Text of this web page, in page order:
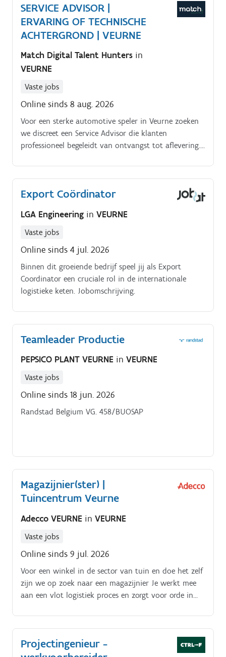
SERVICE ADVISOR |
ERVARING OF TECHNISCHE
ACHTERGROND | VEURNE
Match Digital Talent Hunters in
VEURNE
Vaste jobs
Online sinds 8 aug. 2026
Voor een sterke automotive speler in Veurne zoeken
we discreet een Service Advisor die klanten
professioneel begeleidt van ontvangst tot aflevering.
Export Coördinator
LGA Engineering in VEURNE
Vaste jobs
Online sinds 4 jul. 2026
Binnen dit groeiende bedrijf speel jij als Export
Coordinator een cruciale rol in de internationale
logistieke keten. Jobomschrijving.
Teamleader Productie
PEPSICO PLANT VEURNE in VEURNE
Vaste jobs
Online sinds 18 jun. 2026
Randstad Belgium VG. 458/BUOSAP
Magazijnier(ster) |
Tuincentrum Veurne
Adecco VEURNE in VEURNE
Vaste jobs
Online sinds 9 jul. 2026
Voor een winkel in de sector van tuin en doe het zelf
zijn we op zoek naar een magazijnier Je werkt mee
aan een vlot logistiek proces en zorgt voor orde in
met een winkelomgeving waar je soms mee
ondersteunt Hoe ziet het takenpakket eruit?.
Projectingenieur -